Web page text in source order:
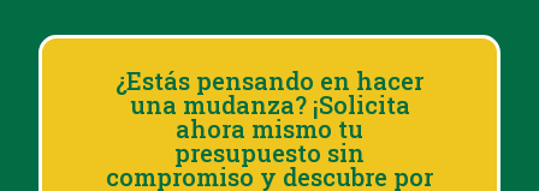
¿Estás pensando en hacer
una mudanza? ¡Solicita
ahora mismo tu
presupuesto sin
compromiso y descubre por